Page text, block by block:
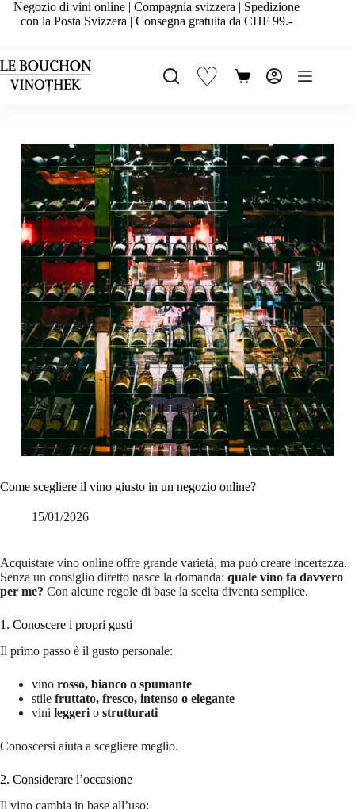
SaltaNegozio di vini online | Compagnia svizzera | Spedizione
con la Posta Svizzera | Consegna gratuita da CHF 99.-
♡ Carrello
Come scegliere il vino giusto in un negozio online?
15/01/2026
Acquistare vino online offre grande varietà, ma può creare incertezza.
Senza un consiglio diretto nasce la domanda: quale vino fa davvero
per me? Con alcune regole di base la scelta diventa semplice.
1. Conoscere i propri gusti
Il primo passo è il gusto personale:
vino rosso, bianco o spumante
stile fruttato, fresco, intenso o elegante
vini leggeri o strutturati
Conoscersi aiuta a scegliere meglio.
2. Considerare l’occasione
Il vino cambia in base all’uso: